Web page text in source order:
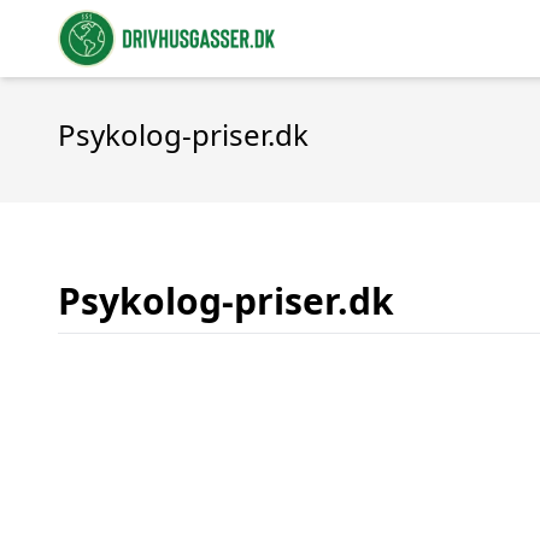
Psykolog-priser.dk
Psykolog-priser.dk